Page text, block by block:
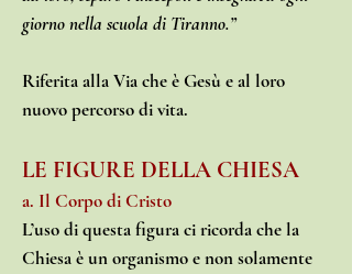
giorno nella scuola di Tiranno.”
Riferita alla Via che è Gesù e al loro
nuovo percorso di vita.
LE FIGURE DELLA CHIESA
a. Il Corpo di Cristo
L’uso di questa figura ci ricorda che la
Chiesa è un organismo e non solamente